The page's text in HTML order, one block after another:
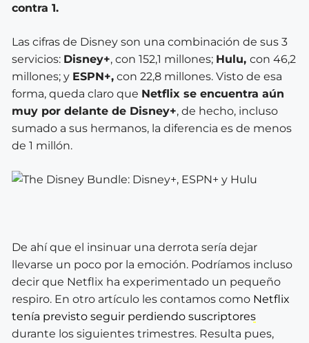
contra 1.
Las cifras de Disney son una combinación de sus 3
servicios: Disney+, con 152,1 millones; Hulu, con 46,2
millones; y ESPN+, con 22,8 millones. Visto de esa
forma, queda claro que Netflix se encuentra aún
muy por delante de Disney+, de hecho, incluso
sumado a sus hermanos, la diferencia es de menos
de 1 millón.
De ahí que el insinuar una derrota sería dejar
llevarse un poco por la emoción. Podríamos incluso
decir que Netflix ha experimentado un pequeño
respiro. En otro artículo les contamos como Netflix
tenía previsto seguir perdiendo suscriptores
durante los siguientes trimestres. Resulta pues,